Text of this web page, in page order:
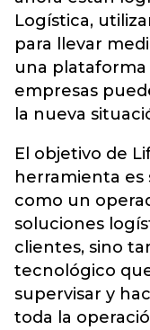
Logística,
para llevar
una
empresas
la nueva
El objetivo de
herramienta es
como un
soluciones
clientes, sino
tecnológico
supervisar y
toda la